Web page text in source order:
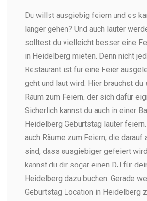
Du willst ausgiebig feiern und es
länger gehen? Und auch lauter
solltest du vielleicht besser eine
in Heidelberg mieten. Denn nicht
Restaurant ist für eine Feier
geht und laut wird. Hier brauchst du
Raum zum Feiern, der sich dafür
Sicherlich kannst du auch in einer
Heidelberg Geburtstag lauter
auch Räume zum Feiern, die darauf
sind, dass ausgiebiger gefeiert
kannst du dir sogar einen DJ für
Heidelberg dazu buchen. Gerade
Geburtstag Location in Heidelberg